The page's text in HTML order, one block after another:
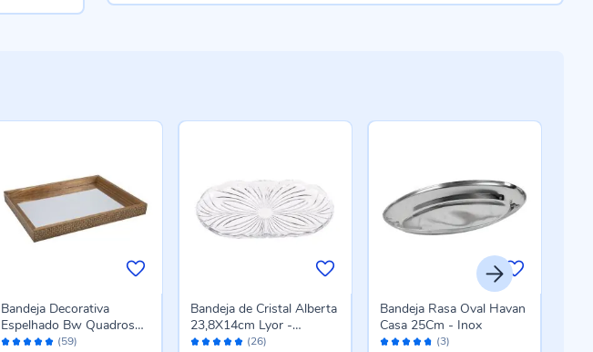
Avaliação: (59)
Bandeja Decorativa
Espelhado Bw Quadros
30 Cm - Madeira Trama
Avaliação: (26)
Bandeja de Cristal Alberta
23,8X14cm Lyor -
Transparente
Avaliação: (3)
Bandeja Rasa Oval Havan
Casa 25Cm - Inox